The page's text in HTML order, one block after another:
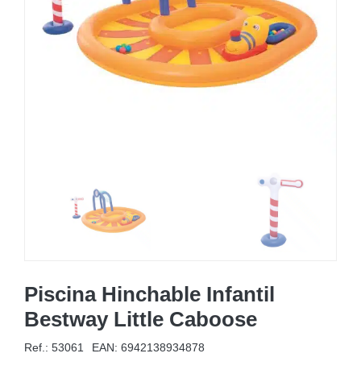
MOBILIARIO HINCHABLE
CAMPING
ACCESORIOS DE PISCINAS
Piscina Hinchable Infantil
Bestway Little Caboose
Ref.: 53061 EAN: 6942138934878